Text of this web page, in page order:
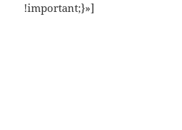
!important;}»]